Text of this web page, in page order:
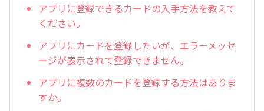
アプリに登録できるカードの入手方法を教えて
ください。
アプリにカードを登録したいが、エラーメッセ
ージが表示されて登録できません。
アプリに複数のカードを登録する方法はありま
すか。